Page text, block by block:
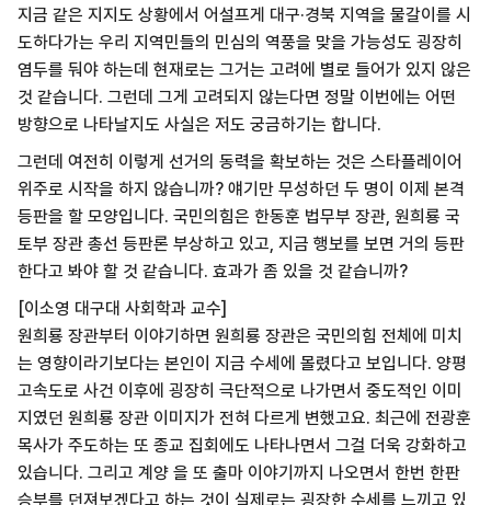
지금 같은 지지도 상황에서 어설프게 대구·경북 지역을 물갈이를 시
도하다가는 우리 지역민들의 민심의 역풍을 맞을 가능성도 굉장히
염두를 둬야 하는데 현재로는 그거는 고려에 별로 들어가 있지 않은
것 같습니다. 그런데 그게 고려되지 않는다면 정말 이번에는 어떤
방향으로 나타날지도 사실은 저도 궁금하기는 합니다.
그런데 여전히 이렇게 선거의 동력을 확보하는 것은 스타플레이어
위주로 시작을 하지 않습니까? 얘기만 무성하던 두 명이 이제 본격
등판을 할 모양입니다. 국민의힘은 한동훈 법무부 장관, 원희룡 국
토부 장관 총선 등판론 부상하고 있고, 지금 행보를 보면 거의 등판
한다고 봐야 할 것 같습니다. 효과가 좀 있을 것 같습니까?
[이소영 대구대 사회학과 교수]
원희룡 장관부터 이야기하면 원희룡 장관은 국민의힘 전체에 미치
는 영향이라기보다는 본인이 지금 수세에 몰렸다고 보입니다. 양평
고속도로 사건 이후에 굉장히 극단적으로 나가면서 중도적인 이미
지였던 원희룡 장관 이미지가 전혀 다르게 변했고요. 최근에 전광훈
목사가 주도하는 또 종교 집회에도 나타나면서 그걸 더욱 강화하고
있습니다. 그리고 계양 을 또 출마 이야기까지 나오면서 한번 한판
승부를 던져보겠다고 하는 것이 실제로는 굉장한 수세를 느끼고 있